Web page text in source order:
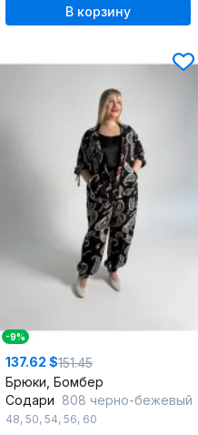
В корзину
-9%
137.62 $151.45
Брюки, Бомбер
Содари 808 черно-бежевый
48, 50, 54, 56, 60